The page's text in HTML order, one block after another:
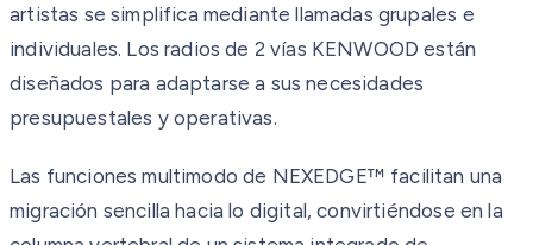
artistas se simplifica mediante llamadas grupales e
individuales. Los radios de 2 vías KENWOOD están
diseñados para adaptarse a sus necesidades
presupuestales y operativas.
Las funciones multimodo de NEXEDGE™ facilitan una
migración sencilla hacia lo digital, convirtiéndose en la